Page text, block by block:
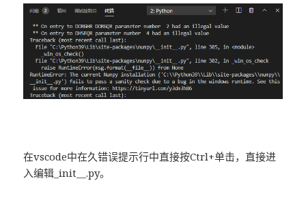
在vscode中在久错误提示行中直接按Ctrl+单击，直接进
入编辑_init__.py。